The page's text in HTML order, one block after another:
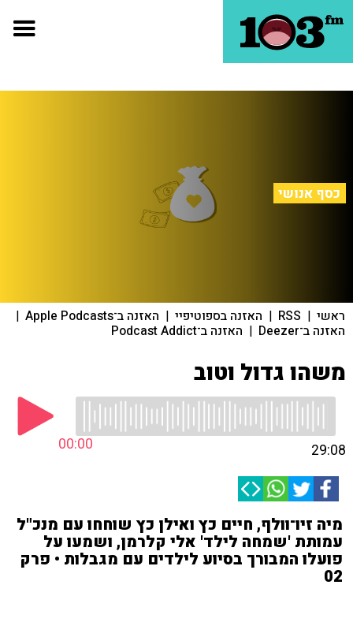
כסף אנושי
ראשי |
RSS
| האזנה בספוטיפיי | האזנה ב־Apple Podcasts |
האזנה ב־Deezer | האזנה ב־Podcast Addict
משהו גדול וטוב
00:00 29:08
מיה זיו־וולף, חיים כץ ואילן כץ שוחחו עם מנכ"ל
עמותת 'שמחה לילד' אלי קלרמן, ושמעו על
פועלו המבורך בסיוע לילדים עם מגבלות • פרק
02